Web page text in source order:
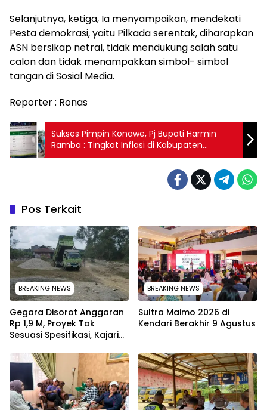
Selanjutnya, ketiga, Ia menyampaikan, mendekati
Pesta demokrasi, yaitu Pilkada serentak, diharapkan
ASN bersikap netral, tidak mendukung salah satu
calon dan tidak menampakkan simbol- simbol
tangan di Sosial Media.
Reporter : Ronas
Sukses Pimpin Konawe, Pj Bupati Harmin
Ramba : Tingkat Inflasi di Kabupaten
Konawe pada Bulan Juni 2024 Terendah Se
Pos Terkait
BREAKING NEWS
Gegara Disorot Anggaran
Rp 1,9 M, Proyek Tak
Sesuasi Spesifikasi, Kajari
Dihentikan Sementara
BREAKING NEWS
Sultra Maimo 2026 di
Kendari Berakhir 9 Agustus